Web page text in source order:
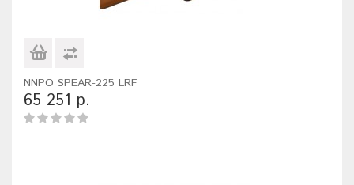
NNPO SPEAR-225 LRF
65 251 р.